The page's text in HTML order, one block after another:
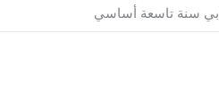
سنة تاسعة أساسي